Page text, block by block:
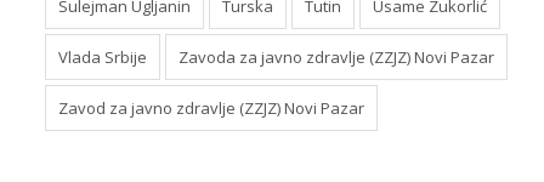
Sulejman Ugljanin Turska Tutin Usame Zukorlić
Vlada Srbije Zavoda za javno zdravlje (ZZJZ) Novi Pazar
Zavod za javno zdravlje (ZZJZ) Novi Pazar